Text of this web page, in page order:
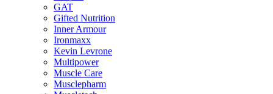
GAT
Gifted Nutrition
Inner Armour
Ironmaxx
Kevin Levrone
Multipower
Muscle Care
Musclepharm